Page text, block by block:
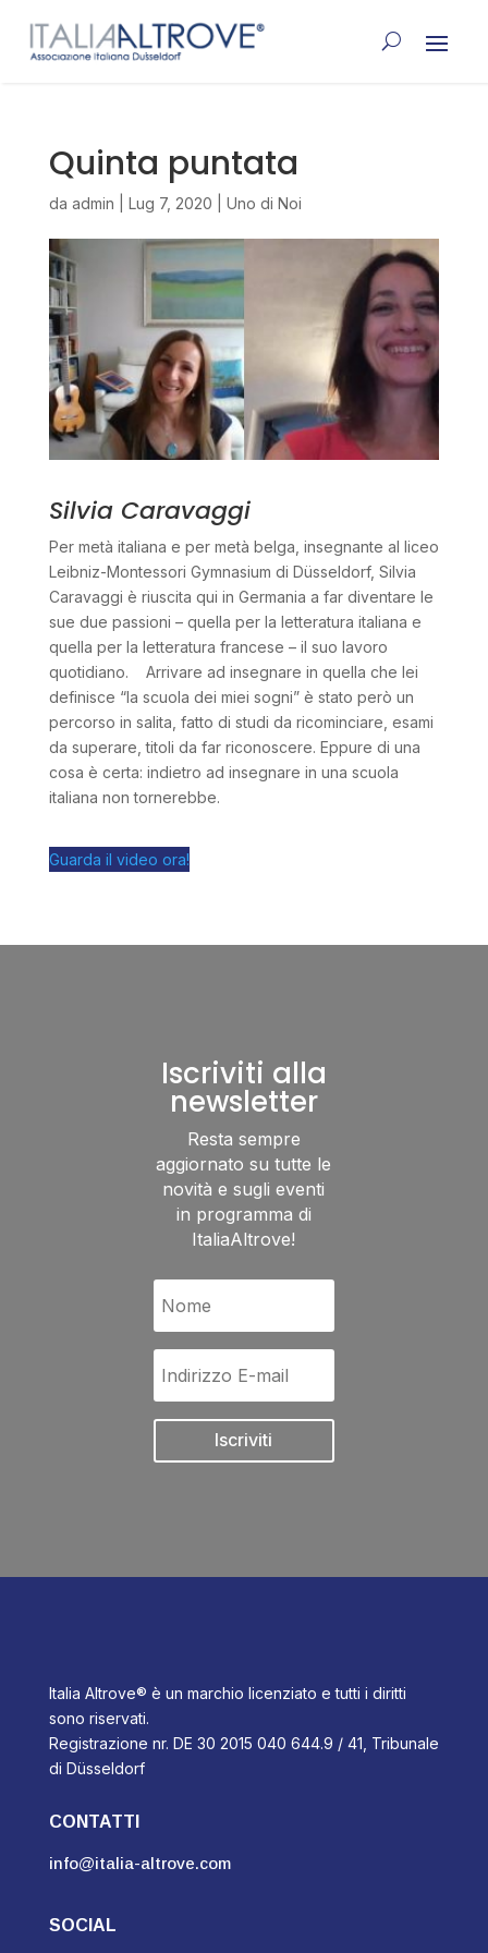
Quinta puntata
da admin Lug 7, 2020 Uno di Noi
Silvia Caravaggi
Per metà italiana e per metà belga, insegnante al liceo
Leibniz-Montessori Gymnasium di Düsseldorf, Silvia
Caravaggi è riuscita qui in Germania a far diventare le
sue due passioni – quella per la letteratura italiana e
quella per la letteratura francese – il suo lavoro
quotidiano. Arrivare ad insegnare in quella che lei
definisce “la scuola dei miei sogni” è stato però un
percorso in salita, fatto di studi da ricominciare, esami
da superare, titoli da far riconoscere. Eppure di una
cosa è certa: indietro ad insegnare in una scuola
italiana non tornerebbe.
Guarda il video ora!
Iscriviti alla
newsletter
Resta sempre
aggiornato su tutte le
novità e sugli eventi
in programma di
ItaliaAltrove!
Iscriviti
Italia Altrove® è un marchio licenziato e tutti i diritti
sono riservati.
Registrazione nr. DE 30 2015 040 644.9 / 41, Tribunale
di Düsseldorf
CONTATTI
info@italia-altrove.com
SOCIAL